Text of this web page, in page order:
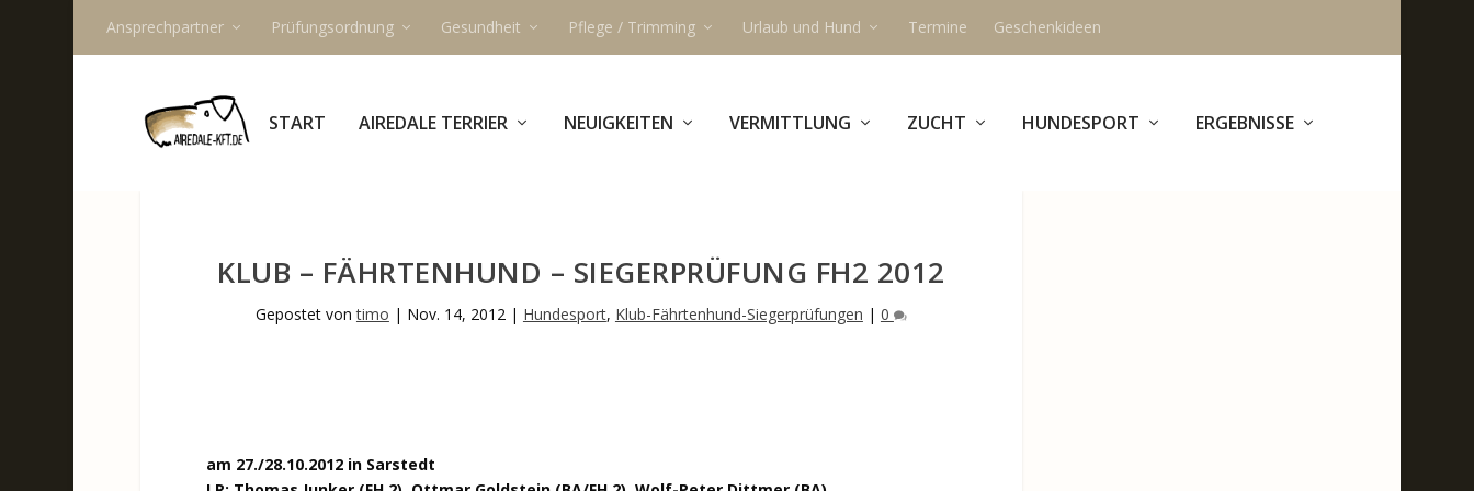
Ansprechpartner Prüfungsordnung Gesundheit Pflege / Trimming Urlaub und Hund Termine Geschenkideen
START AIREDALE TERRIER NEUIGKEITEN VERMITTLUNG ZUCHT HUNDESPORT ERGEBNISSE
KLUB – FÄHRTENHUND – SIEGERPRÜFUNG FH2 2012
Gepostet vontimo | Nov. 14, 2012| Hundesport, Klub-Fährtenhund-Siegerprüfungen | 0
am 27./28.10.2012 in Sarstedt